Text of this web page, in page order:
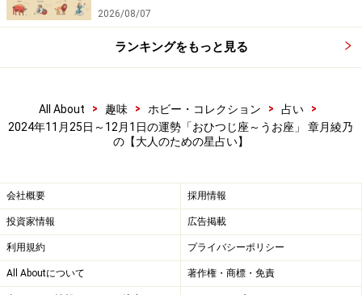
おとめ座／乙女座（8月23日～9月22日生ま
“今、ココ”を大事に。
焦らない、急がない。
＞【詳しく見る】全体運、社交運、恋愛運などはこちら
2026/08/07
ランキングをもっと見る
All About > 趣味 > ホビー・コレクション > 占い
>
2024年11月25日～12月1日の運勢「おひつじ座～うお座」 章月綾乃
の【大人のための星占い】
会社概要 採用情報
投資家情報 広告掲載
利用規約 プライバシーポリシー
All Aboutについて 著作権・商標・免責